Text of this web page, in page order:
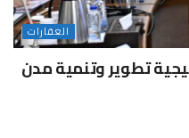
العقارات
تطوير وتنمية مدن